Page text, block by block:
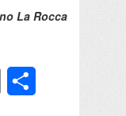
La Rocca
Email